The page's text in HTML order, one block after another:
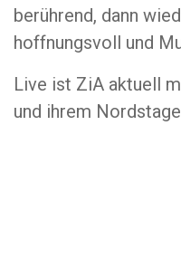
berührend, dann
hoffnungsvoll und
Live ist ZiA aktuell
und ihrem